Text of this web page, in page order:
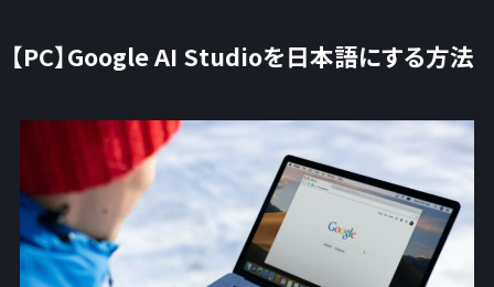
【PC】Google AI Studioを日本語にする方法